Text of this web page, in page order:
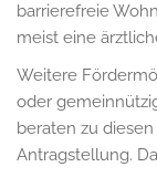
barrierefreie
meist eine
Weitere
oder
beraten zu
Antragstellung.